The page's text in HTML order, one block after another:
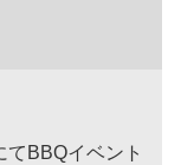
てBBQイベント